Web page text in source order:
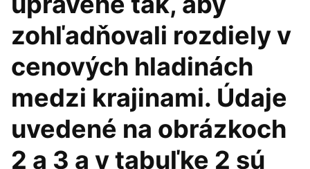
zohľadňovali rozdiely v
cenových hladinách
medzi krajinami. Údaje
uvedené na obrázkoch
2 a 3 a v tabuľke 2 sú